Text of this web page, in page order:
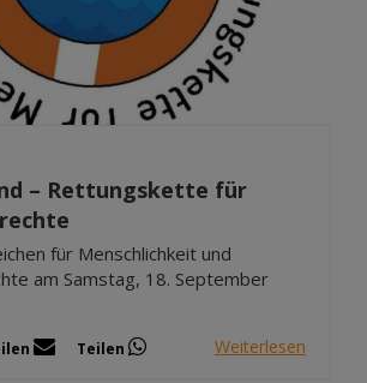
– Rettungskette für
für Menschlichkeit und
am Samstag, 18. September
Teilen Weiterlesen